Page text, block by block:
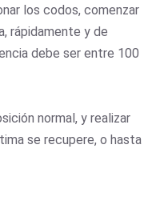
los codos, comenzar
rápidamente y de
debe ser entre 100
normal, y realizar
se recupere, o hasta